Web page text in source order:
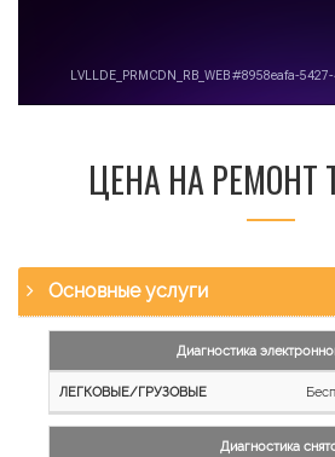
ЦЕНА НА РЕМОНТ
Основные услуги
работы
Легковые
и
Диагностика
Диагностика